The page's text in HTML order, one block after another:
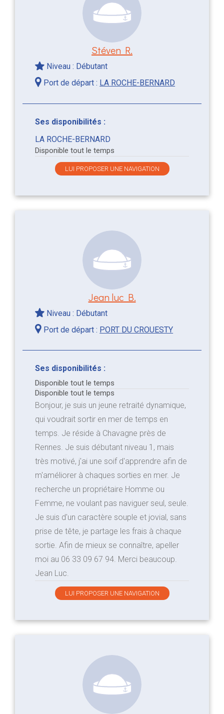
Stéven R.
Niveau : Débutant
Port de départ : LA ROCHE-BERNARD
Ses disponibilités :
LA ROCHE-BERNARD
Disponible tout le temps
LUI PROPOSER UNE NAVIGATION
Jean luc B.
Niveau : Débutant
Port de départ : PORT DU CROUESTY
Ses disponibilités :
Disponible tout le temps
Disponible tout le temps
Bonjour, je suis un jeune retraité dynamique,
qui voudrait sortir en mer de temps en
temps. Je réside à Chavagne près de
Rennes. Je suis débutant niveau 1, mais
très motivé, j'ai une soif d'apprendre afin de
m'améliorer à chaques sorties en mer. Je
recherche un propriétaire Homme ou
Femme, ne voulant pas naviguer seul, seule.
Je suis d'un caractère souple et jovial, sans
prise de tête, je partage les frais à chaque
sortie. Afin de mieux se connaître, apeller
moi au 06 33 09 67 94. Merci beaucoup.
Jean Luc.
LUI PROPOSER UNE NAVIGATION